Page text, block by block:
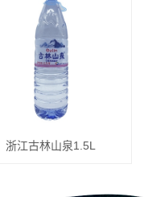
浙江古林山泉1.5L